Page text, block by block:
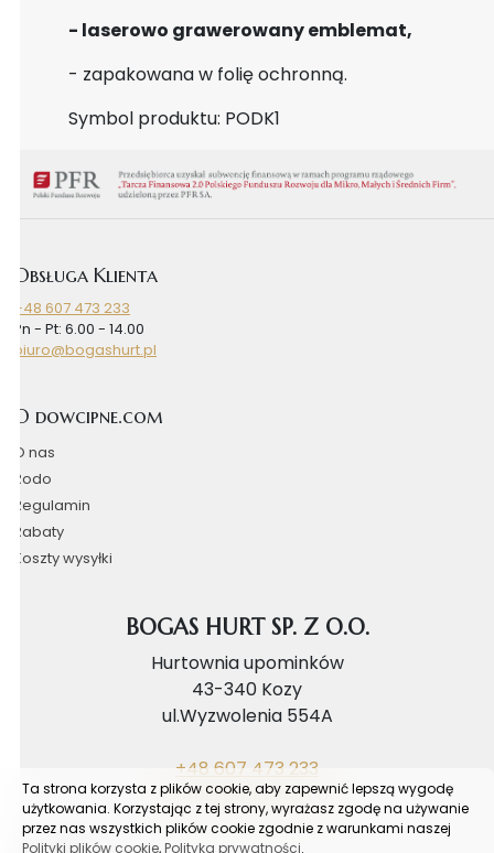
- laserowo grawerowany emblemat,
- zapakowana w folię ochronną.
Symbol produktu: PODK1
Obsługa Klienta
+48 607 473 233
Pn - Pt: 6.00 - 14.00
biuro@bogashurt.pl
O dowcipne.com
O nas
Rodo
Regulamin
Rabaty
Koszty wysyłki
BOGAS HURT SP. Z O.O.
Hurtownia upominków
43-340 Kozy
ul.Wyzwolenia 554A
+48 607 473 233
biuro@bogashurt.pl
Ta strona korzysta z plików cookie, aby zapewnić lepszą wygodę
użytkowania. Korzystając z tej strony, wyrażasz zgodę na używanie
przez nas wszystkich plików cookie zgodnie z warunkami naszej
Polityki plików cookie, Polityka prywatności.